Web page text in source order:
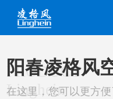
PRODUCT
Linghein
阳春凌格风
在这里，您可以更方